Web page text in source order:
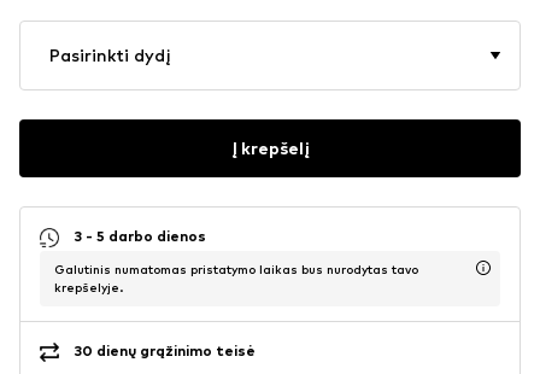
Pasirinkti dydį
Į krepšelį
3 - 5 darbo dienos
Galutinis numatomas pristatymo laikas bus nurodytas tavo
krepšelyje.
30 dienų grąžinimo teisė